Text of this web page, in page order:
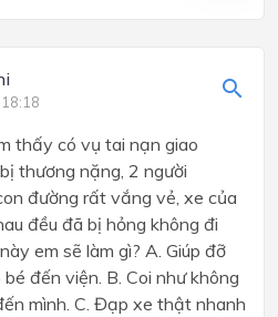
thấy có vụ tai nạn giao
thương nặng, 2 người
đường rất vắng vẻ, xe của
đều đã bị hỏng không đi
em sẽ làm gì? A. Giúp đỡ
đến viện. B. Coi như không
mình. C. Đạp xe thật nhanh